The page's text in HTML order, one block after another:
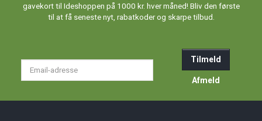
gavekort til Ideshoppen på 1000 kr. hver måned! Bliv den første
til at få seneste nyt, rabatkoder og skarpe tilbud.
Tilmeld
Afmeld